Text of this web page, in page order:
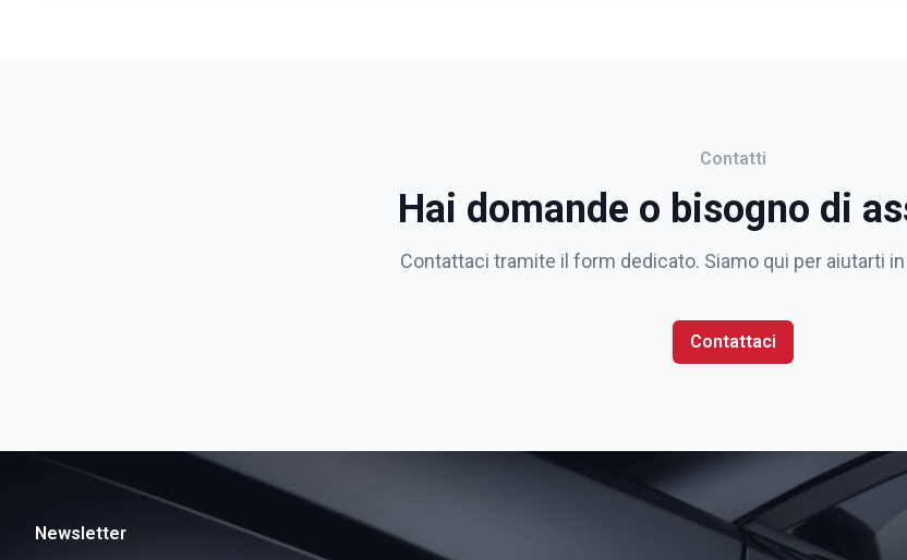
Contatti
Hai domande o bisogno di
Contattaci tramite il form dedicato. Siamo qui per aiutarti
Contattaci
Newsletter